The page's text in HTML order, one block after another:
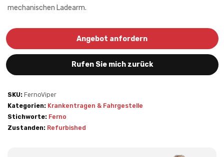
mechanischen Ladearm.
Angebot anfordern
Rufen Sie mich zurück
SKU: FernoViper
Kategorien: Krankentragen & Fahrgestelle
Stichworte: Ferno
Zustanden: Refurbished